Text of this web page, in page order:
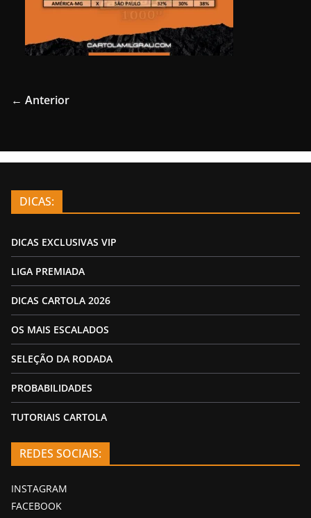
← Anterior
DICAS:
DICAS EXCLUSIVAS VIP
LIGA PREMIADA
DICAS CARTOLA 2026
OS MAIS ESCALADOS
SELEÇÃO DA RODADA
PROBABILIDADES
TUTORIAIS CARTOLA
REDES SOCIAIS:
INSTAGRAM
FACEBOOK